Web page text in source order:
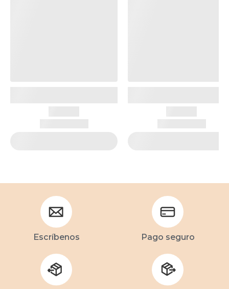
Escríbenos Pago seguro